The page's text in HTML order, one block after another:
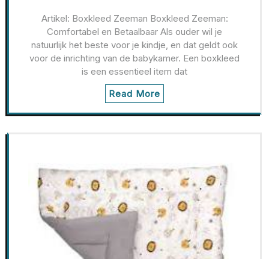
Artikel: Boxkleed Zeeman Boxkleed Zeeman:
Comfortabel en Betaalbaar Als ouder wil je
natuurlijk het beste voor je kindje, en dat geldt ook
voor de inrichting van de babykamer. Een boxkleed
is een essentieel item dat
Read More